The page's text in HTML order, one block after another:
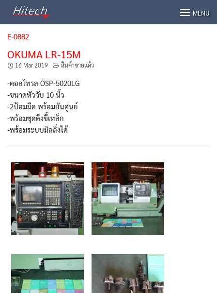
MENU
E-0882
OKUMA LR-15M
16 Mar 2019 สินค้าขายแล้ว
-คอลโทรล OSP-5020LG
-ขนาดหัวจับ 10 นิ้ว
-2ป้อมมีด พร้อมยันศูนย์
-พร้อมชุดดึงขี้เหล็ก
-พร้อมระบบมิลลิ่งได้